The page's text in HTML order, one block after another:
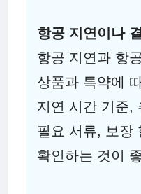
항공 지연이나
항공 지연과 항
상품과 특약에
지연 시간 기준,
필요 서류, 보장
확인하는 것이